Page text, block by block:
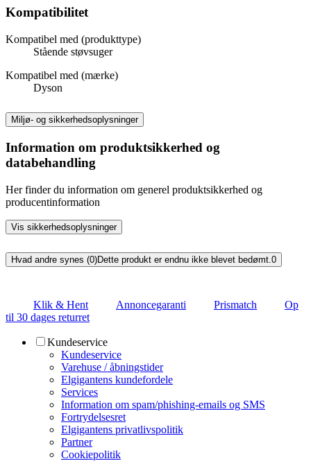
Kompatibilitet
Kompatibel med (produkttype)
Stående støvsuger
Kompatibel med (mærke)
Dyson
Miljø- og sikkerhedsoplysninger
Information om produktsikkerhed og
databehandling
Her finder du information om generel produktsikkerhed og
producentinformation
Vis sikkerhedsoplysninger
Hvad andre synes (0)Dette produkt er endnu ikke blevet bedømt.0
Klik & Hent Annoncegaranti Prismatch
Op
til 30 dages returret
Kundeservice
Kundeservice
Varehuse / åbningstider
Elgigantens kundefordele
Services
Information om spam/phishing-emails og SMS
Fortrydelsesret
Elgigantens privatlivspolitik
Partner
Cookiepolitik